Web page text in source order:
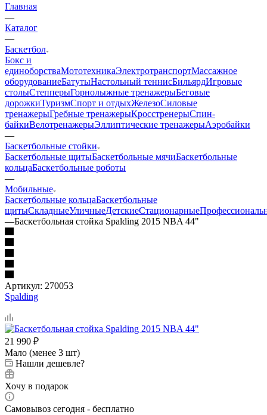
Главная
—
Каталог
—
Баскетбол
Бокс и
единоборстваМототехникаЭлектротранспортМассажное
оборудованиеБатутыНастольный теннисБильярдИгровые
столыСтепперыГорнолыжные тренажерыБеговые
дорожкиТуризмСпорт и отдыхЖелезоСиловые
тренажерыГребные тренажерыКросстренерыСпин-
байкиВелотренажерыЭллиптические тренажерыАэробайки
—
Баскетбольные стойки
Баскетбольные щитыБаскетбольные мячиБаскетбольные
кольцаБаскетбольные роботы
—
Мобильные
Баскетбольные кольцаБаскетбольные
щитыСкладныеУличныеДетскиеСтационарные
—Баскетбольная стойка Spalding 2015 NBA 44"
Артикул: 270053
Spalding
21 990 ₽
Мало (менее 3 шт)
Нашли дешевле?
Хочу в подарок
Самовывоз сегодня - бесплатно